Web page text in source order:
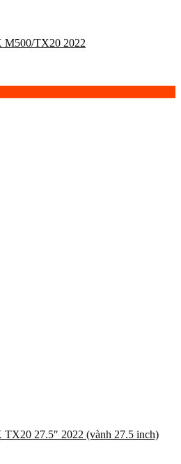
M500/TX20 2022
27.5″ 2022 (vành 27.5 inch)